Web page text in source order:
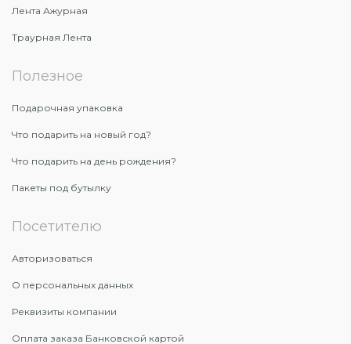
Лента Ажурная
Траурная Лента
Полезное
Подарочная упаковка
Что подарить на новый год?
Что подарить на день рождения?
Пакеты под бутылку
Посетителю
Авторизоваться
О персональных данных
Реквизиты компании
Оплата заказа Банковской картой